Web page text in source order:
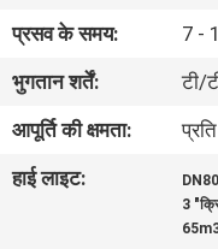
संपर्क
करें
एक
उद्धरण
प्रसव के समय:
7 -
भुगतान शर्तें:
टी/
आपूर्ति की क्षमता:
हाई लाइट:
3